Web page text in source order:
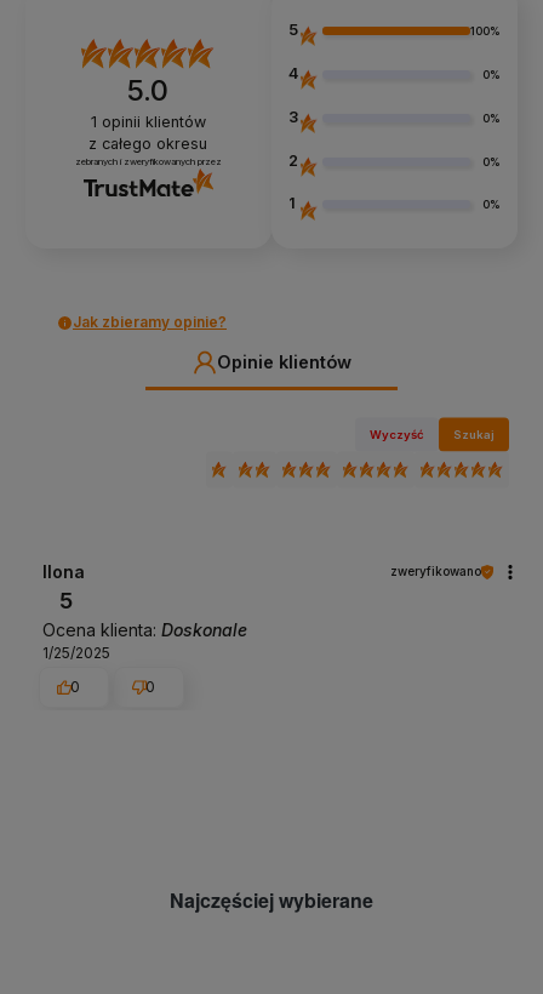
5.0
1 opinii klientów
z całego okresu
zebranych i zweryfikowanych przez
5 100%
4 0%
3 0%
2 0%
1 0%
Jak zbieramy opinie?
Opinie klientów
Wyczyść Szukaj
Ilona zweryfikowano
5
Ocena klienta: Doskonale
1/25/2025
0
0
Najczęściej wybierane